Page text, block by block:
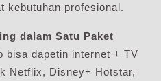
kebutuhan profesional.
dalam Satu Paket
bisa dapetin internet + TV
Netflix, Disney+ Hotstar,